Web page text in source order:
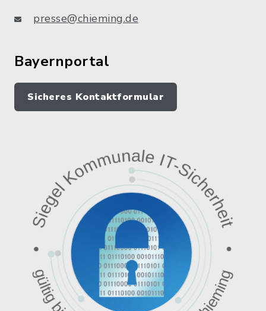
presse@chieming.de
Bayernportal
Sicheres Kontaktformular